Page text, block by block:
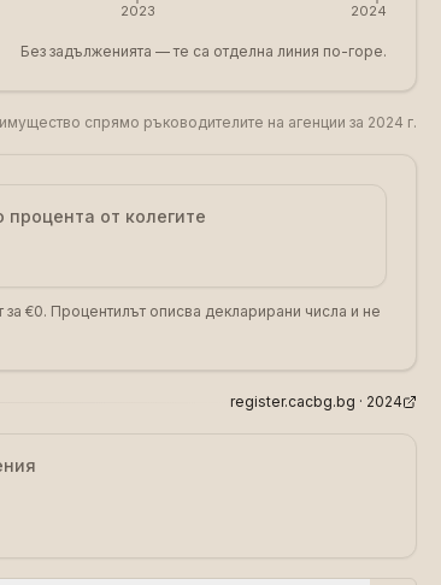
2023 2024
Без задълженията — те са отделна линия по-горе.
спрямо ръководителите на агенции за 2024 г.
процента от колегите
€0. Процентилът описва декларирани числа и не
register.cacbg.bg · 2024